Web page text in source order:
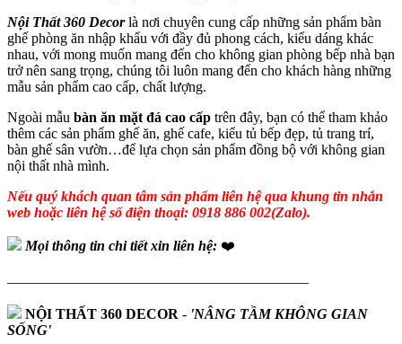
Nội Thất 360 Decorlà nơi chuyên cung cấp những sản phẩm bàn
ghế phòng ăn nhập khẩu với đầy đủ phong cách, kiểu dáng khác
nhau, với mong muốn mang đến cho không gian phòng bếp nhà bạn
trở nên sang trọng, chúng tôi luôn mang đến cho khách hàng những
mẫu sản phẩm cao cấp, chất lượng.
Ngoài mẫu bàn ăn mặt đá cao cấp trên đây, bạn có thể tham khảo
thêm các sản phẩm ghế ăn, ghế cafe, kiểu tủ bếp đẹp, tủ trang trí,
bàn ghế sân vườn…để lựa chọn sản phẩm đồng bộ với không gian
nội thất nhà mình.
Nếu quý khách quan tâm sản phẩm liên hệ qua khung tin nhắn
web hoặc liên hệ số điện thoại: 0918 886 002(Zalo).
Mọi thông tin chi tiết xin liên hệ: ❤️
—————————————————————
NỘI THẤT 360 DECOR - 'NÂNG TẦM KHÔNG GIAN
SỐNG'